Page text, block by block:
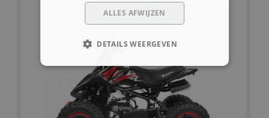
ALLES AFWIJZEN
DETAILS WEERGEVEN